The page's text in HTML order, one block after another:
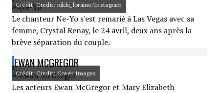
Crédit: Credit: nikki_loraine/Instagram
Le chanteur Ne-Yo s'est remarié à Las Vegas avec sa
femme, Crystal Renay, le 24 avril, deux ans après la
brève séparation du couple.
EWAN MCGREGOR
Crédit: Credit: Cover Images
Les acteurs Ewan McGregor et Mary Elizabeth